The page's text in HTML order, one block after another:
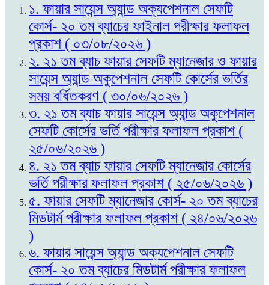
১. ফায়ার সায়েন্স অ্যান্ড অক্যপেশনাল সেফটি
কোর্স- ২০ তম ব্যাচের ফাইনাল পরীক্ষার ফলাফল
প্রকাশ ( ০৩/০৮/২০২৬ )
২. ২১ তম ব্যাচ ফায়ার সেফটি ম্যানেজার ও ফায়ার
সায়েন্স অ্যান্ড অকুপেশনাল সেফটি কোর্সের ভর্তির
সময় বর্ধিতকরণ ( ৩০/০৬/২০২৬ )
৩. ২১ তম ব্যাচ ফায়ার সায়েন্স অ্যান্ড অকুপেশনাল
সেফটি কোর্সের ভর্তি পরীক্ষার ফলাফল প্রকাশ (
২৫/০৬/২০২৬ )
৪. ২১ তম ব্যাচ ফায়ার সেফটি ম্যানেজার কোর্সের
ভর্তি পরীক্ষার ফলাফল প্রকাশ ( ২৫/০৬/২০২৬ )
৫. ফায়ার সেফটি ম্যানেজার কোর্স- ২০ তম ব্যাচের
মিডটার্ম পরীক্ষার ফলাফল প্রকাশ ( ২৪/০৬/২০২৬
)
৬. ফায়ার সায়েন্স অ্যান্ড অক্যপেশনাল সেফটি
কোর্স- ২০ তম ব্যাচের মিডটার্ম পরীক্ষার ফলাফল